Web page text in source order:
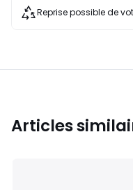
Reprise possible de
Articles